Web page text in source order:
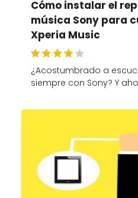
Cómo instalar el
música Sony para
Xperia Music
¿Acostumbrado a
siempre con Sony? Y